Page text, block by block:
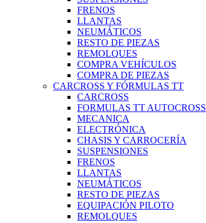
FRENOS
LLANTAS
NEUMÁTICOS
RESTO DE PIEZAS
REMOLQUES
COMPRA VEHÍCULOS
COMPRA DE PIEZAS
CARCROSS Y FÓRMULAS TT
CARCROSS
FORMULAS TT AUTOCROSS
MECANICA
ELECTRÓNICA
CHASIS Y CARROCERÍA
SUSPENSIONES
FRENOS
LLANTAS
NEUMÁTICOS
RESTO DE PIEZAS
EQUIPACIÓN PILOTO
REMOLQUES